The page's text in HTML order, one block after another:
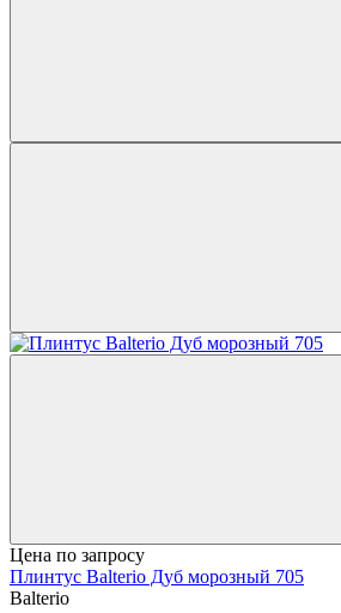
Цена по запросу
Плинтус Balterio Дуб морозный 705
Balterio